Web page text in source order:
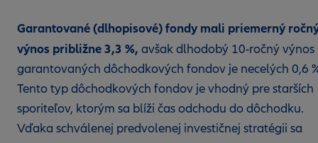
Garantované (dlhopisové) fondy mali priemerný
výnos približne 3,3 %, avšak dlhodobý 10-ročný výnos
garantovaných dôchodkových fondov je necelých 0,6
Tento typ dôchodkových fondov je vhodný pre starších
sporiteľov, ktorým sa blíži čas odchodu do dôchodku.
Vďaka schválenej predvolenej investičnej stratégii sa